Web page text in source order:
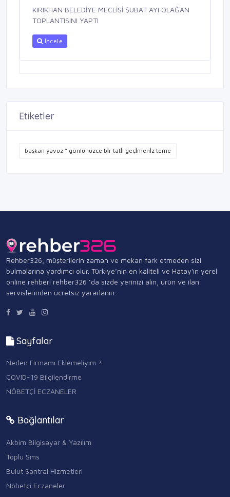
KIRIKHAN BELEDİYE MECLİSİ ŞUBAT AYI OLAĞAN
TOPLANTISINI YAPTI
İncele
Etiketler
başkan yavuz “ gönlünüzce bi̇r tati̇l geçi̇meni̇z teme
Rehber326, müşterilerin zaman ve mekan fark etmeden sizi
bulmalarına yardımcı olur. Türkiye’nin en kaliteli ve Hatay'ın yerel
online rehberi rehber326 ‘da sizde yerinizi alın, ürün ve ilan
servislerinden ücretsiz yararlanın.
Sayfalar
Neden Firmamı Eklemeliyim ?
COVID-19 Bilgilendirme
NÖBETÇİ ECZANELER
Bağlantılar
Akbim Bilgisayar & Yazılım
Toplu Sms
Bulut Santral Hizmetleri
Nöbetçi Eczaneler